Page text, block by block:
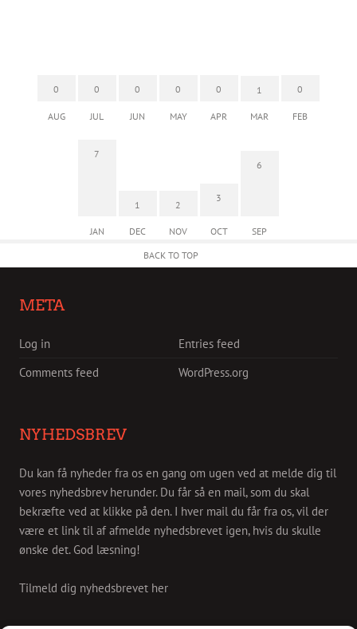
0
AUG
0
JUL
0
JUN
0
MAY
0
APR
1
MAR
0
FEB
7
JAN
1
DEC
2
NOV
3
OCT
6
SEP
BACK TO TOP
META
Log in
Entries feed
Comments feed
WordPress.org
NYHEDSBREV
Du kan få nyheder fra os en gang om ugen ved at melde dig til
vores nyhedsbrev herunder. Du får så en mail, som du skal
bekræfte ved at klikke på den. I hver mail du får fra os, vil der
være et link til af afmelde nyhedsbrevet igen, hvis du skulle
ønske det. God læsning!
Tilmeld dig nyhedsbrevet her